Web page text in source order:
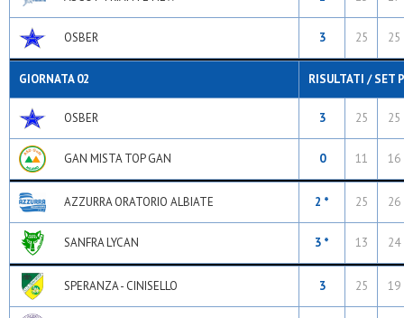
OSBER 3 25 25
GIORNATA 02 RISULTATI / SET
OSBER 3 25 25
GAN MISTA TOP GAN 0 11 16
AZZURRA ORATORIO ALBIATE 2 * 25 26
SANFRA LYCAN 3 * 13 24
SPERANZA - CINISELLO 3 25 19